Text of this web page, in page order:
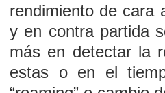
rendimiento de cara
y en contra partida
más en detectar la
estas o en el